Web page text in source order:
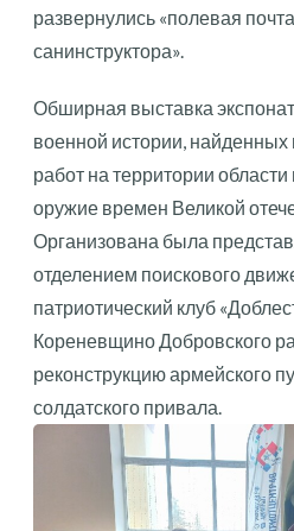
развернулись «полевая
санинструктора».
Обширная выставка
военной истории, найденных
работ на территории
оружие времен Великой
Организована была
отделением поискового
патриотический клуб
Кореневщино Добровского
реконструкцию армейского
солдатского привала.